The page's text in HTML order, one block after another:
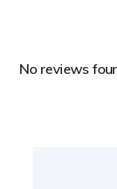
No reviews